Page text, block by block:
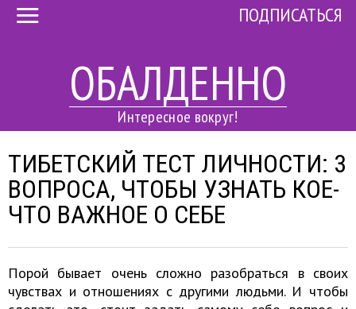
ОБАЛДЕННО
Интересное вокруг!
ПОДПИСАТЬСЯ
ТИБЕТСКИЙ ТЕСТ ЛИЧНОСТИ: 3
ВОПРОСА, ЧТОБЫ УЗНАТЬ КОЕ-
ЧТО ВАЖНОЕ О СЕБЕ
Порой бывает очень сложно разобраться в своих
чувствах и отношениях с другими людьми. И чтобы